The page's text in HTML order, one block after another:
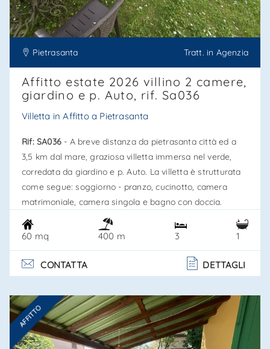
Pietrasanta Tratt. in Agenzia
Affitto estate 2026 villino 2 camere,
giardino e p. Auto, rif. Sa036
Villetta in Affitto a Pietrasanta
Rif: SA036 - A breve distanza da pietrasanta città ed a
3,5 km dal mare, graziosa villetta immersa nel verde,
corredata da giardino e p. Auto. La villetta è strutturata
come segue: soggiorno - pranzo, cucinotto, camera
matrimoniale, camera singola e bagno con doccia.
Giardino esclusivo con spazio attrezzato per pranzare
all'aperto e p. Auto. Disponibile estate 2026, rif. Sa036
epgl,ren. Dotazioni: forno, frigo/freezer, lavastoviglie. . .
60 mq 400 m 3 1
CONTATTA DETTAGLI
AFFITTO